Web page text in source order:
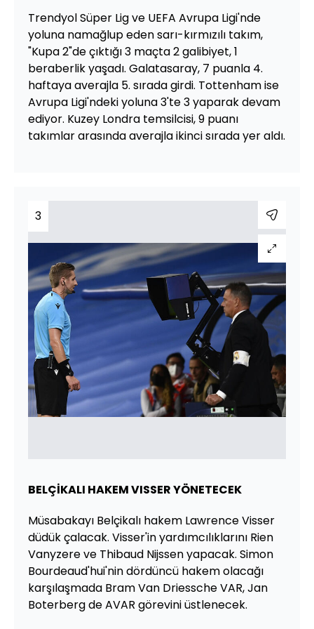
Trendyol Süper Lig ve UEFA Avrupa Ligi'nde
yoluna namağlup eden sarı-kırmızılı takım,
"Kupa 2"de çıktığı 3 maçta 2 galibiyet, 1
beraberlik yaşadı. Galatasaray, 7 puanla 4.
haftaya averajla 5. sırada girdi. Tottenham ise
Avrupa Ligi'ndeki yoluna 3'te 3 yaparak devam
ediyor. Kuzey Londra temsilcisi, 9 puanı
takımlar arasında averajla ikinci sırada yer aldı.
3
BELÇİKALI HAKEM VISSER YÖNETECEK
Müsabakayı Belçikalı hakem Lawrence Visser
düdük çalacak. Visser'in yardımcılıklarını Rien
Vanyzere ve Thibaud Nijssen yapacak. Simon
Bourdeaud'hui'nin dördüncü hakem olacağı
karşılaşmada Bram Van Driessche​​​​​​​ VAR, Jan
Boterberg de AVAR görevini üstlenecek.